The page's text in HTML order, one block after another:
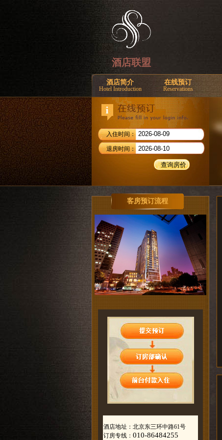
酒店联盟
酒店简介
Hotel Introduction
在线预订
Reservations
入住时间：
退房时间：
客房预订流程
酒店地址：北京东三环中路61号
订房专线：010-86484255